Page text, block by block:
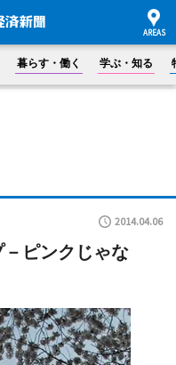
暮らす・働く 学ぶ・知る
2014.04.06
ピンクじゃな